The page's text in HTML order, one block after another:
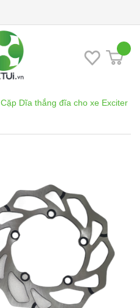
Cặp Dĩa thắng đĩa cho xe Exciter